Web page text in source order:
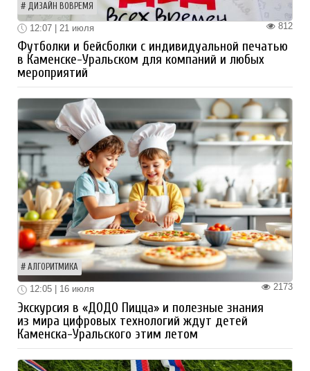
ДИЗАЙН ВОВРЕМЯ
812
12:07 | 21 июля
Футболки и бейсболки с индивидуальной печатью
в Каменске-Уральском для компаний и любых
мероприятий
АЛГОРИТМИКА
2173
12:05 | 16 июля
Экскурсия в «ДОДО Пицца» и полезные знания
из мира цифровых технологий ждут детей
Каменска-Уральского этим летом